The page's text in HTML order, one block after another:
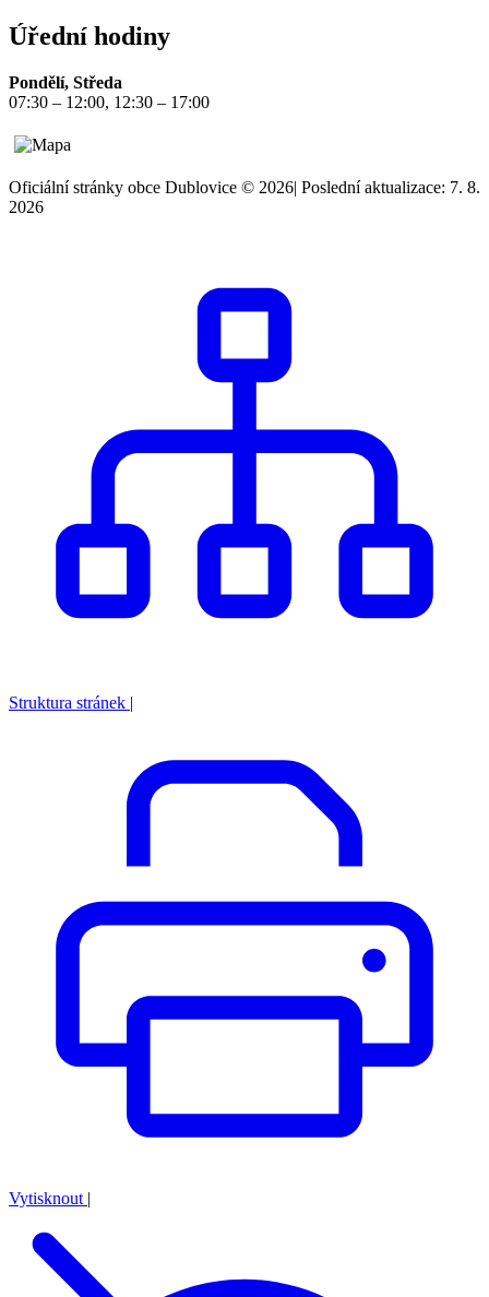
Úřední hodiny
Pondělí, Středa
07:30 – 12:00, 12:30 – 17:00
Oficiální stránky obce Dublovice © 2026| Poslední aktualizace: 7. 8.
2026
Struktura stránek |
Vytisknout |